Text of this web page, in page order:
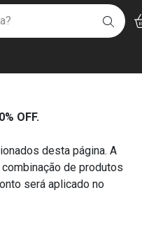
OFF.
desta página. A
de produtos
será aplicado no